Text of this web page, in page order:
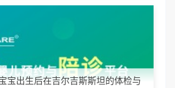
宝出生后在吉尔吉斯斯坦的体检与